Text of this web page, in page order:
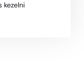
kezelni